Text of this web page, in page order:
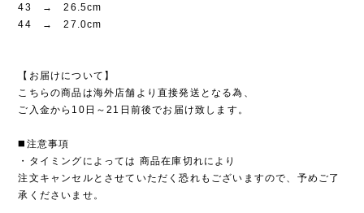
43 → 26.5cm
44 → 27.0cm
【お届けについて】
こちらの商品は海外店舗より直接発送となる為、
ご入金から10日～21日前後でお届け致します。
◼️注意事項
・タイミングによっては 商品在庫切れにより
注文キャンセルとさせていただく恐れもございますので、予めご了
承くださいませ。